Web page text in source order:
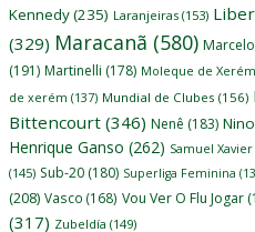
Kennedy(235) Laranjeiras (153)
(329) Maracanã (580) Marcelo
(191) Martinelli (178) Moleque de Xerém
de xerém (137) Mundial de Clubes (156)
Bittencourt (346) Nenê (183) Nino
Henrique Ganso (262) Samuel Xavier
(145) Sub-20 (180) Superliga Feminina
(208) Vasco (168) Vou Ver O Flu Jogar
(317) Zubeldía (149)